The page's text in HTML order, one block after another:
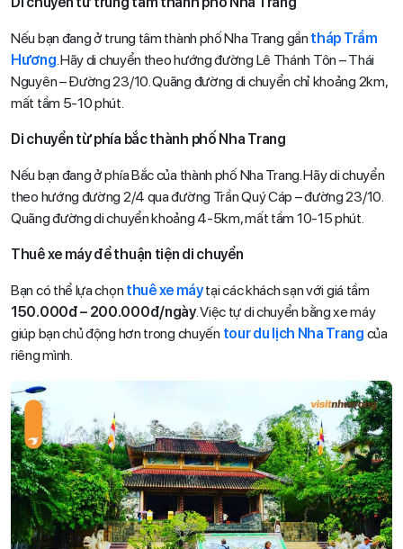
Nếu bạn đang ở trung tâm thành phố Nha Trang gần tháp Trầm
Hương. Hãy di chuyển theo hướng đường Lê Thánh Tôn – Thái
Nguyên – Đường 23/10. Quãng đường di chuyển chỉ khoảng 2km,
mất tầm 5-10 phút.
Di chuyển từ phía bắc thành phố Nha Trang
Nếu bạn đang ở phía Bắc của thành phố Nha Trang. Hãy di chuyển
theo hướng đường 2/4 qua đường Trần Quý Cáp – đường 23/10.
Quãng đường di chuyển khoảng 4-5km, mất tầm 10-15 phút.
Thuê xe máy để thuận tiện di chuyển
Bạn có thể lựa chọn thuê xe máytại các khách sạn với giá tầm
150.000đ – 200.000đ/ngày. Việc tự di chuyển bằng xe máy
giúp bạn chủ động hơn trong chuyến tour du lịch Nha Trang của
riêng mình.